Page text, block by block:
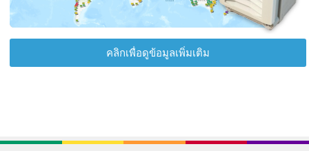
คลิกเพื่อดูข้อมูลเพิ่มเติม